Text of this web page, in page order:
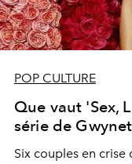
POP CULTURE
Que vaut 'Sex,
série de
Six couples en